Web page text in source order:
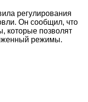
регулирования
Он сообщил, что
которые позволят
режимы.